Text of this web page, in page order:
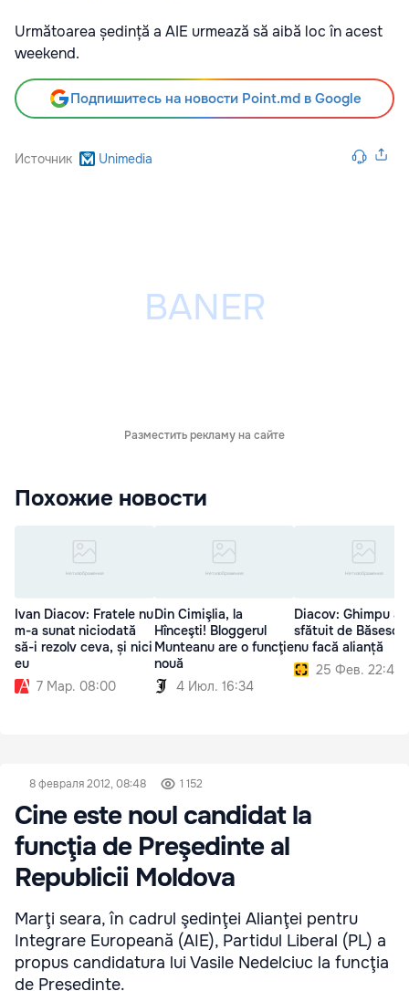
Următoarea ședință a AIE urmează să aibă loc în acest
weekend.
Подпишитесь на новости Point.md в Google
Источник Unimedia
Разместить рекламу на сайте
Похожие новости
Ivan Diacov: Fratele nu
m-a sunat niciodată
să-i rezolv ceva, și nici
eu
7 Мар. 08:00
Din Cimişlia, la
Hînceşti! Bloggerul
Munteanu are o funcţie
nouă
4 Июл. 16:34
Diacov: Ghimpu a
sfătuit de Băsescu
nu facă alianță
25 Фев. 22:49
8 февраля 2012, 08:48 1 152
Cine este noul candidat la
funcţia de Preşedinte al
Republicii Moldova
Marţi seara, în cadrul şedinţei Alianţei pentru
Integrare Europeană (AIE), Partidul Liberal (PL) a
propus candidatura lui Vasile Nedelciuc la funcţia
de Preşedinte.